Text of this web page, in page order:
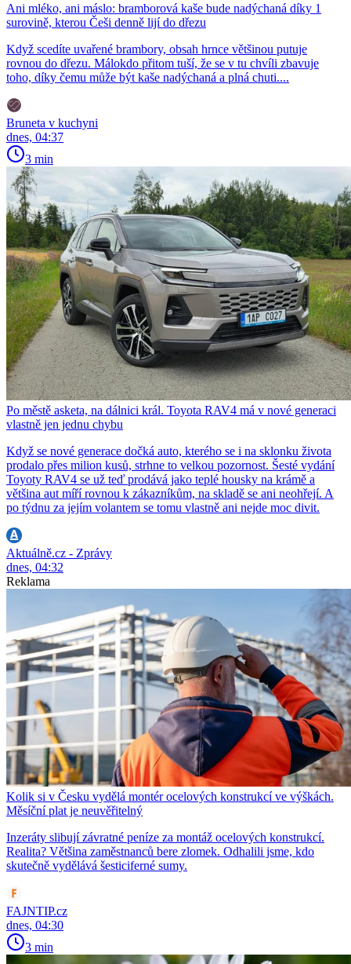
Ani mléko, ani máslo: bramborová kaše bude nadýchaná díky 1
surovině, kterou Češi denně lijí do dřezu
Když scedíte uvařené brambory, obsah hrnce většinou putuje
rovnou do dřezu. Málokdo přitom tuší, že se v tu chvíli zbavuje
toho, díky čemu může být kaše nadýchaná a plná chuti....
Bruneta v kuchyni
dnes, 04:37
3 min
Po městě asketa, na dálnici král. Toyota RAV4 má v nové generaci
vlastně jen jednu chybu
Když se nové generace dočká auto, kterého se i na sklonku života
prodalo přes milion kusů, strhne to velkou pozornost. Šesté vydání
Toyoty RAV4 se už teď prodává jako teplé housky na krámě a
většina aut míří rovnou k zákazníkům, na skladě se ani neohřejí. A
po týdnu za jejím volantem se tomu vlastně ani nejde moc divit.
Aktuálně.cz - Zprávy
dnes, 04:32
Reklama
Kolik si v Česku vydělá montér ocelových konstrukcí ve výškách.
Měsíční plat je neuvěřitelný
Inzeráty slibují závratné peníze za montáž ocelových konstrukcí.
Realita? Většina zaměstnanců bere zlomek. Odhalili jsme, kdo
skutečně vydělává šesticiferné sumy.
FAJNTIP.cz
dnes, 04:30
3 min